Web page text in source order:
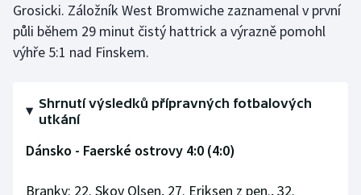
Grosicki. Záložník West Bromwiche zaznamenal v první
půli během 29 minut čistý hattrick a výrazně pomohl
výhře 5:1 nad Finskem.
Shrnutí výsledků přípravných fotbalových
utkání
Dánsko - Faerské ostrovy 4:0 (4:0)
Branky: 22. Skov Olsen, 27. Eriksen z pen., 32.